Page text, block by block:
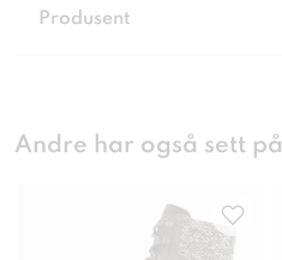
Produsent
Andre har også sett på